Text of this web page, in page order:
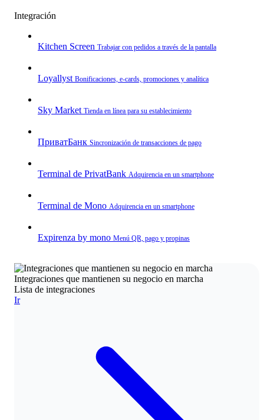
Integración
Kitchen Screen Trabajar con pedidos a través de la pantalla
Loyallyst Bonificaciones, e‑cards, promociones y analítica
Sky Market Tienda en línea para su establecimiento
ПриватБанк Sincronización de transacciones de pago
Terminal de PrivatBank Adquirencia en un smartphone
Terminal de Mono Adquirencia en un smartphone
Expirenza by mono Menú QR, pago y propinas
Integraciones que mantienen su negocio en marcha
Lista de integraciones
Ir